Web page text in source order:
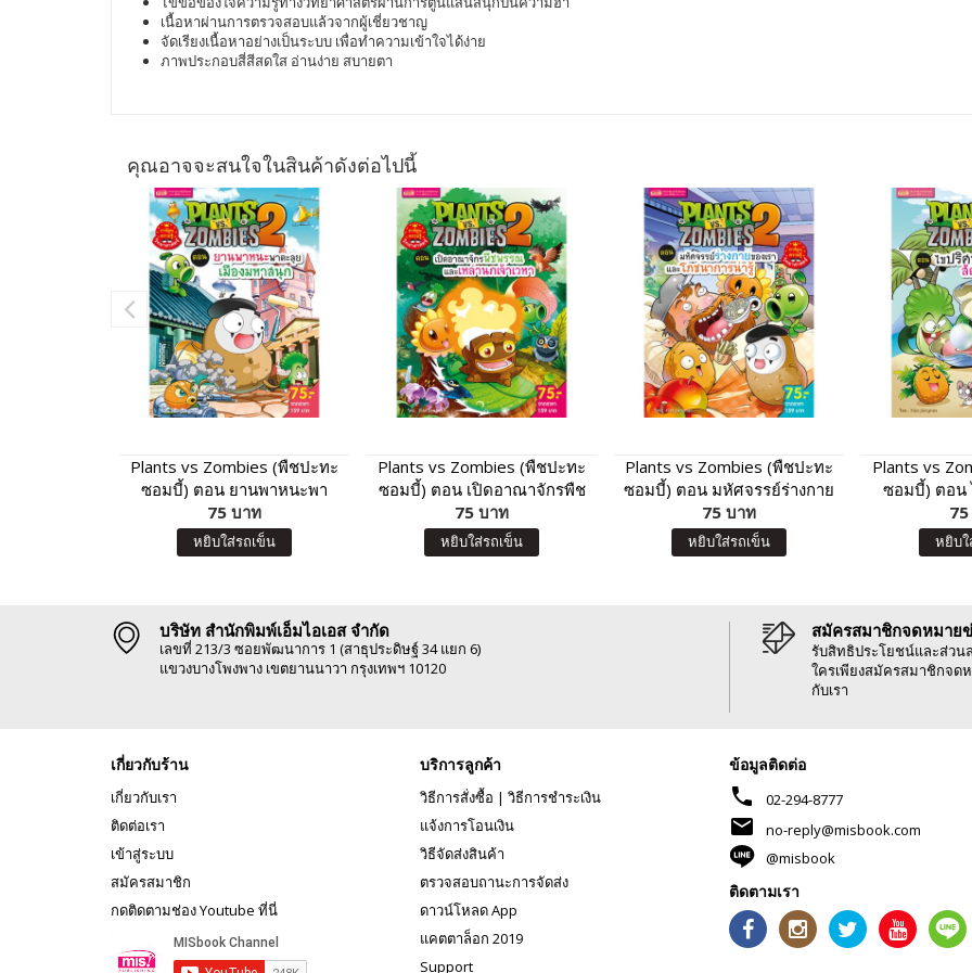
เนื้อหาผ่านการตรวจสอบแล้วจากผู้เชี่ยวชาญ
จัดเรียงเนื้อหาอย่างเป็นระบบ เพื่อทำความเข้าใจได้ง่าย
ภาพประกอบสี่สีสดใส อ่านง่าย สบายตา
คุณอาจจะสนใจในสินค้าดังต่อไปนี้
Plants vs Zombies (พืชปะทะ
ซอมบี้) ตอน ยานพาหนะพา
ตะลุย เมืองมหาสนุก
75 บาท
หยิบใส่รถเข็น
Plants vs Zombies (พืชปะทะ
ซอมบี้) ตอน เปิดอาณาจักรพืช
พรรณ และเหล่านกเจ้าเวหา
75 บาท
หยิบใส่รถเข็น
Plants vs Zombies (พืชปะทะ
ซอมบี้) ตอน มหัศจรรย์ร่างกาย
ของเรา และโภชนาการน่ารู้
75 บาท
หยิบใส่รถเข็น
Plants vs
ซอมบี้) ตอน
โล
หยิบใ
บริษัท สำนักพิมพ์เอ็มไอเอส จำกัด
เลขที่ 213/3 ซอยพัฒนาการ 1 (สาธุประดิษฐ์ 34 แยก 6)
แขวงบางโพงพาง เขตยานนาวา กรุงเทพฯ 10120
สมัครสมาชิกจดหมาย
รับสิทธิประโยชน์และส่วน
ใครเพียงสมัครสมาชิกจด
กับเรา
เกี่ยวกับร้าน
เกี่ยวกับเรา
ติดต่อเรา
เข้าสู่ระบบ
สมัครสมาชิก
กดติดตามช่อง Youtube ที่นี่
บริการลูกค้า
วิธีการสั่งซื้อ | วิธีการชำระเงิน
แจ้งการโอนเงิน
วิธีจัดส่งสินค้า
ตรวจสอบถานะการจัดส่ง
ดาวน์โหลด App
แคตตาล็อก 2019
Support
ข้อมูลติดต่อ
phone 02-294-8777
mail
no-reply@misbook.com
@misbook
ติดตามเรา